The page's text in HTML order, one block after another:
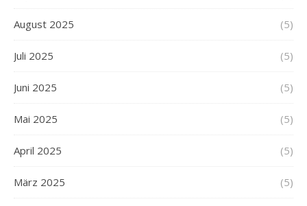
August 2025 (5)
Juli 2025 (5)
Juni 2025 (5)
Mai 2025 (5)
April 2025 (5)
März 2025 (5)